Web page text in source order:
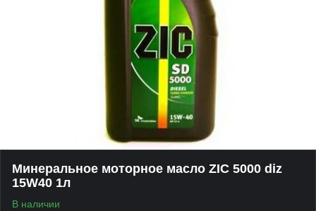
Минеральное моторное масло ZIC 5000 diz
15W40 1л
В наличии